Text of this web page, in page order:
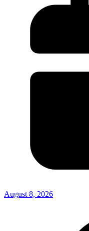
August 8, 2026